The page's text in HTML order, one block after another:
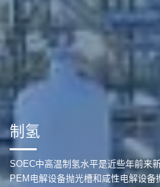
制氢
SOEC中高温制氢水平是近些年前来
PEM电解设备抛光槽和咸性电解设